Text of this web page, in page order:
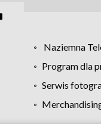
Naziemna
Program dla
Serwis